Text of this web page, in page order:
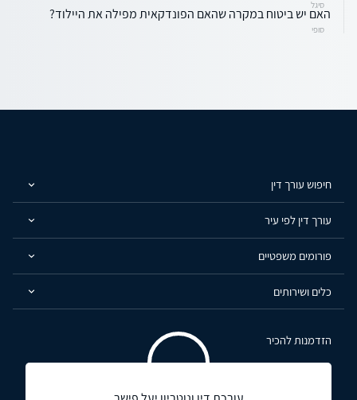
סיגל
האם יש ביטוח במקרה שהאם הפונדקאית מפילה את היילוד?
סופי
חיפוש עורך דין
עורך דין לפי עיר
פורומים משפטיים
כלים ושירותים
הזדמנות להכיר